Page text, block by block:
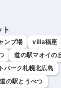
ンプ場 villa福座
道の駅マオイの
パーク札幌北広島
の駅とうべつ